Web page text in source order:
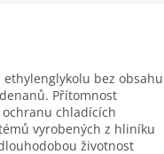
bez obsahu
Přítomnost
chladících
vyrobených z hliníku
životnost